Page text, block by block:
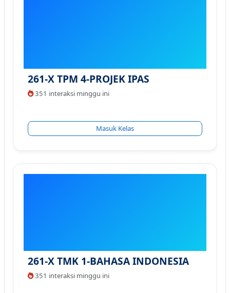
261-X TPM 4-PROJEK IPAS
351 interaksi minggu ini
Masuk Kelas
261-X TMK 1-BAHASA INDONESIA
351 interaksi minggu ini